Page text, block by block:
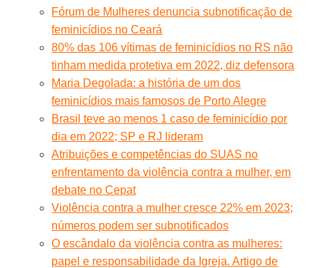
Fórum de Mulheres denuncia subnotificação de
feminicídios no Ceará
80% das 106 vítimas de feminicídios no RS não
tinham medida protetiva em 2022, diz defensora
Maria Degolada: a história de um dos
feminicídios mais famosos de Porto Alegre
Brasil teve ao menos 1 caso de feminicídio por
dia em 2022; SP e RJ lideram
Atribuições e competências do SUAS no
enfrentamento da violência contra a mulher, em
debate no Cepat
Violência contra a mulher cresce 22% em 2023;
números podem ser subnotificados
O escândalo da violência contra as mulheres:
papel e responsabilidade da Igreja. Artigo de